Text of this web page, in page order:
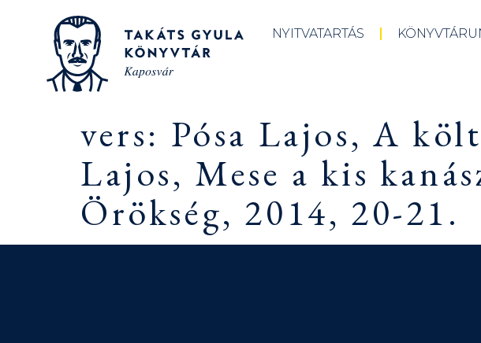
NYITVATARTÁS
vers: Pósa Lajos, A
Lajos, Mese a kis
Örökség, 2014, 20-21.